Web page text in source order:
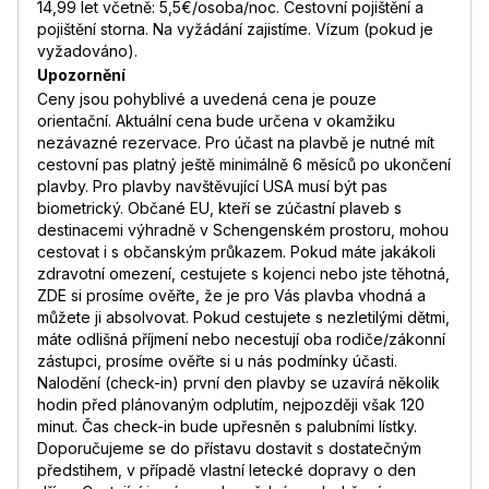
14,99 let včetně: 5,5€/osoba/noc. Cestovní pojištění a
pojištění storna. Na vyžádání zajistíme. Vízum (pokud je
vyžadováno).
Upozornění
Ceny jsou pohyblivé a uvedená cena je pouze
orientační. Aktuální cena bude určena v okamžiku
nezávazné rezervace. Pro účast na plavbě je nutné mít
cestovní pas platný ještě minimálně 6 měsíců po ukončení
plavby. Pro plavby navštěvující USA musí být pas
biometrický. Občané EU, kteří se zúčastní plaveb s
destinacemi výhradně v Schengenském prostoru, mohou
cestovat i s občanským průkazem. Pokud máte jakákoli
zdravotní omezení, cestujete s kojenci nebo jste těhotná,
ZDE si prosíme ověřte, že je pro Vás plavba vhodná a
můžete ji absolvovat. Pokud cestujete s nezletilými dětmi,
máte odlišná příjmení nebo necestují oba rodiče/zákonní
zástupci, prosíme ověřte si u nás podmínky účasti.
Nalodění (check-in) první den plavby se uzavírá několik
hodin před plánovaným odplutím, nejpozději však 120
minut. Čas check-in bude upřesněn s palubními lístky.
Doporučujeme se do přístavu dostavit s dostatečným
předstihem, v případě vlastní letecké dopravy o den